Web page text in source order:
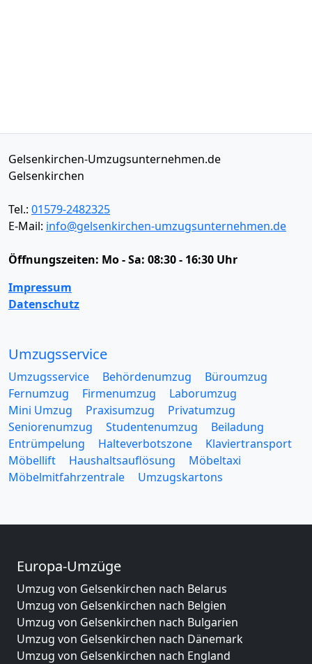
Gelsenkirchen-Umzugsunternehmen.de
Gelsenkirchen
Tel.: 01579-2482325
E-Mail: info@gelsenkirchen-umzugsunternehmen.de
Öffnungszeiten: Mo - Sa: 08:30 - 16:30 Uhr
Impressum
Datenschutz
Umzugsservice
Umzugsservice Behördenumzug
Büroumzug
Fernumzug
Firmenumzug
Laborumzug
Mini Umzug
Praxisumzug
Privatumzug
Seniorenumzug
Studentenumzug
Beiladung
Entrümpelung
Halteverbotszone
Klaviertransport
Möbellift
Haushaltsauflösung
Möbeltaxi
Möbelmitfahrzentrale
Umzugskartons
Europa-Umzüge
Umzug von Gelsenkirchen nach Belarus
Umzug von Gelsenkirchen nach Belgien
Umzug von Gelsenkirchen nach Bulgarien
Umzug von Gelsenkirchen nach Dänemark
Umzug von Gelsenkirchen nach England